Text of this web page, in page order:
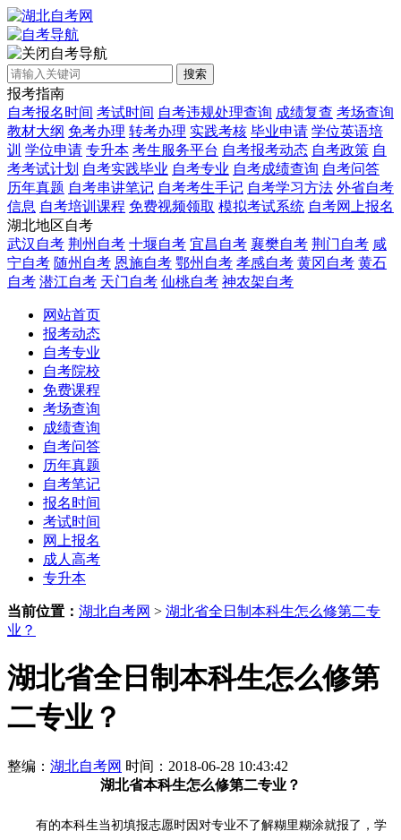
自考导航
搜索
报考指南
自考报名时间 考试时间 自考违规处理查询 成绩复查 考场查询
教材大纲 免考办理 转考办理 实践考核 毕业申请 学位英语培
训 学位申请 专升本 考生服务平台 自考报考动态 自考政策 自
考考试计划 自考实践毕业 自考专业 自考成绩查询 自考问答
历年真题 自考串讲笔记 自考考生手记 自考学习方法 外省自考
信息 自考培训课程 免费视频领取 模拟考试系统 自考网上报名
湖北地区自考
武汉自考 荆州自考 十堰自考 宜昌自考 襄樊自考 荆门自考 咸
宁自考 随州自考 恩施自考 鄂州自考 孝感自考 黄冈自考 黄石
自考 潜江自考 天门自考 仙桃自考 神农架自考
网站首页
报考动态
自考专业
自考院校
免费课程
考场查询
成绩查询
自考问答
历年真题
自考笔记
报名时间
考试时间
网上报名
成人高考
专升本
当前位置： 湖北自考网 > 湖北省全日制本科生怎么修第二专
业？
湖北省全日制本科生怎么修第
二专业？
整编： 湖北自考网 时间：2018-06-28 10:43:42
湖北省本科生怎么修第二专业？
有的本科生当初填报志愿时因对专业不了解糊里糊涂就报了，学